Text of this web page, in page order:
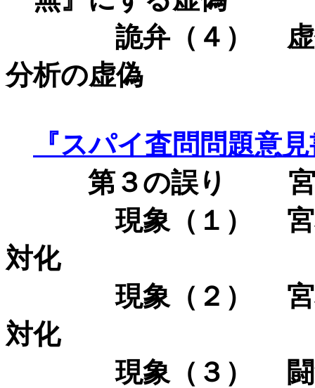
詭弁（４） 虚偽規
分析の虚偽
『スパイ査問問題意
第３の誤り
宮
現象（１） 宮本陳
対化
現象（２） 宮本闘
対化
現象（３） 闘争で